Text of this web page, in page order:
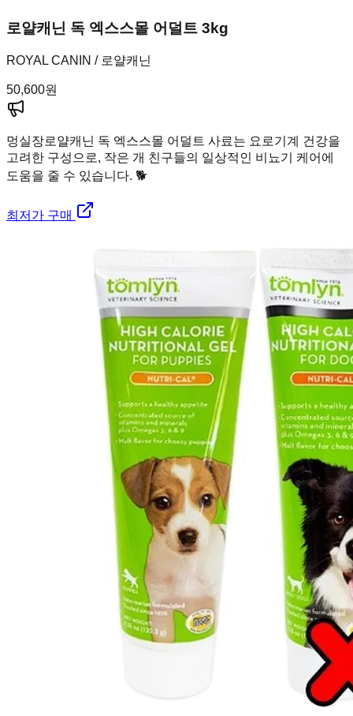
로얄캐닌 독 엑스스몰 어덜트 3kg
ROYAL CANIN / 로얄캐닌
50,600원
멍실장로얄캐닌 독 엑스스몰 어덜트 사료는 요로기계 건강을
고려한 구성으로, 작은 개 친구들의 일상적인 비뇨기 케어에
도움을 줄 수 있습니다. 🐕
최저가 구매